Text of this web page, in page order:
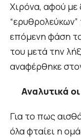
Χιρόνα, αφού με
επόμενη φάση
του μετά την
αναφέρθηκε
Αναλυτικά
Για το πως
όλα φταίει η